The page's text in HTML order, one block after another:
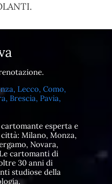
Lecco, Como,
Brescia, Pavia,
esperta e
Milano, Monza,
Novara,
cartomanti di
30 anni di
studiose della